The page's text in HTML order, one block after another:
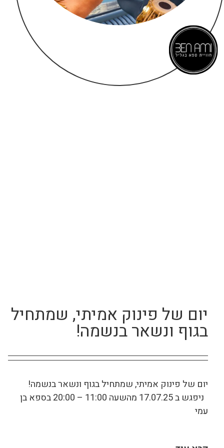
יום של פינוק אמיתי, שמתחיל
בגוף ונשאר בנשמה!
יום של פינוק אמיתי, שמתחיל בגוף ונשאר בנשמה!
ניפגש ב 17.07.25 מהשעה 11:00 – 20:00 בספא בן
עמי